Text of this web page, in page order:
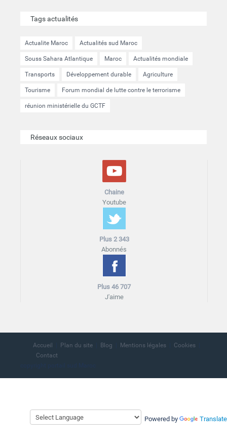
Powered by Translate
Tags actualités
Actualite Maroc Actualités sud Maroc
Souss Sahara Atlantique Maroc Actualités mondiale
Transports Développement durable Agriculture
Tourisme Forum mondial de lutte contre le terrorisme
réunion ministérielle du GCTF
Réseaux sociaux
Chaine
Youtube
Plus 2 343
Abonnés
Plus 46 707
J'aime
Accueil Plan du site Blog Mentions légales
Cookies
Contact